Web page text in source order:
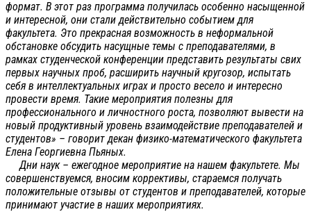
формат. В этот раз программа получилась особенно насыщенной
и интересной, они стали действительно событием для
факультета. Это прекрасная возможность в неформальной
обстановке обсудить насущные темы с преподавателями, в
рамках студенческой конференции представить результаты свих
первых научных проб, расширить научный кругозор, испытать
себя в интеллектуальных играх и просто весело и интересно
провести время. Такие мероприятия полезны для
профессионального и личностного роста, позволяют вывести на
новый продуктивный уровень взаимодействие преподавателей и
студентов» – говорит декан физико-математического факультета
Елена Георгиевна Пьяных.
Дни наук – ежегодное мероприятие на нашем факультете. Мы
совершенствуемся, вносим коррективы, стараемся получать
положительные отзывы от студентов и преподавателей, которые
принимают участие в наших мероприятиях.